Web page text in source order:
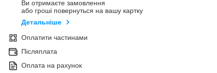
Ви отримаєте замовлення
або гроші повернуться на вашу картку
Детальніше
Оплатити частинами
Післяплата
Оплата на рахунок